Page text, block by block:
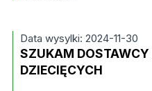
Data wysylki: 2024-11-30
SZUKAM DOSTAWCY
DZIECIĘCYCH